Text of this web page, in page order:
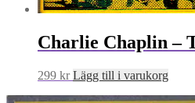
Charlie Chaplin –
299 kr Lägg till i varukorg